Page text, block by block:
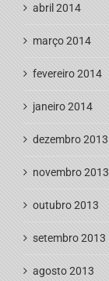
abril 2014
março 2014
fevereiro 2014
janeiro 2014
dezembro 2013
novembro 2013
outubro 2013
setembro 2013
agosto 2013